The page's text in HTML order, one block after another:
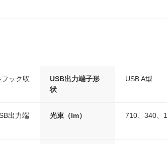
ック収
USB出力端子形
状
USB A型
出力端
光束（lm） 710、340、